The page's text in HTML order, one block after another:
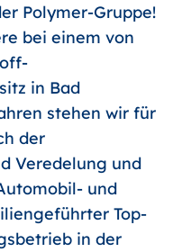
Polymer-Gruppe!
bei einem von
in Bad
stehen wir für
der
Veredelung und
und
Top-
in der